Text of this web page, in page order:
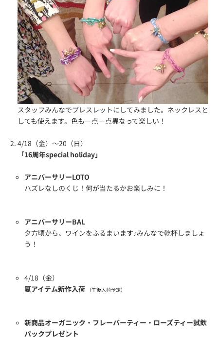
スタッフみんなでブレスレットにしてみました。ネックレスと
しても使えます。色も一点一点異なって楽しい！
4/18（金）～20（日）
「16周年special holiday」
アニバーサリーLOTO
ハズレなしのくじ！何が当たるかお楽しみに！
アニバーサリーBAL
夕方頃から、ワインをふるまいます♪みんなで乾杯しましょ
う！
4/18（金）
夏アイテム新作入荷
（午後入荷予定）
新商品オーガニック・フレーバーティー・ローズティー試飲
パックプレゼント